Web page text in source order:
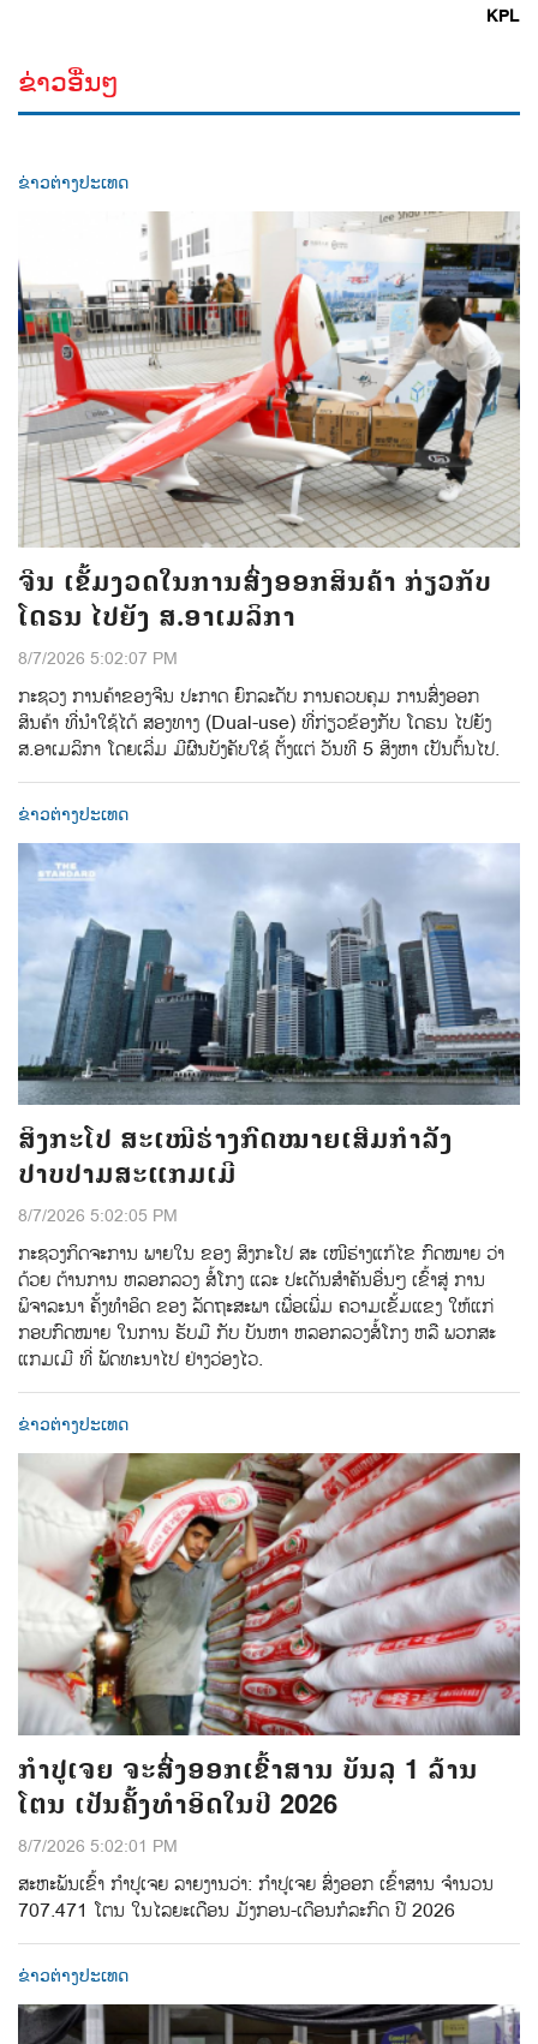
KPL
ຂ່າວອື່ນໆ
ຂ່າວຕ່າງປະເທດ
ຈີນ ເຂັ້ມງວດໃນການສົ່ງອອກສິນຄ້າ ກ່ຽວກັບ
ໂດຣນ ໄປຍັງ ສ.ອາເມລິກາ
8/7/2026 5:02:07 PM
ກະຊວງ ການຄ້າຂອງຈີນ ປະກາດ ຍົກລະດັບ ການຄວບຄຸມ ການສົ່ງອອກ
ສິນຄ້າ ທີ່ນຳໃຊ້ໄດ້ ສອງທາງ (Dual-use) ທີ່ກ່ຽວຂ້ອງກັບ ໂດຣນ ໄປຍັງ
ສ.ອາເມລິກາ ໂດຍເລີ່ມ ມີຜົນບັງຄັບໃຊ້ ຕັ້ງແຕ່ ວັນທີ 5 ສິງຫາ ເປັນຕົ້ນໄປ.
ຂ່າວຕ່າງປະເທດ
ສິງກະໂປ ສະເໜີຮ່າງກົດໝາຍເສີມກຳລັງ
ປາບປາມສະແກມເມີ
8/7/2026 5:02:05 PM
ກະຊວງກິດຈະການ ພາຍໃນ ຂອງ ສິງກະໂປ ສະ ເໜີຮ່າງແກ້ໄຂ ກົດໝາຍ ວ່າ
ດ້ວຍ ຕ້ານການ ຫລອກລວງ ສໍ້ໂກງ ແລະ ປະເດັນສຳຄັນອື່ນໆ ເຂົ້າສູ່ ການ
ພິຈາລະນາ ຄັ້ງທຳອິດ ຂອງ ລັດຖະສະພາ ເພື່ອເພີ່ມ ຄວາມເຂັ້ມແຂງ ໃຫ້ແກ່
ກອບກົດໝາຍ ໃນການ ຮັບມື ກັບ ບັນຫາ ຫລອກລວງສໍ້ໂກງ ຫລື ພວກສະ
ແກມເມີ ທີ່ ພັດທະນາໄປ ຢ່າງວ່ອງໄວ.
ຂ່າວຕ່າງປະເທດ
ກຳປູເຈຍ ຈະສົ່ງອອກເຂົ້າສານ ບັນລຸ 1 ລ້ານ
ໂຕນ ເປັນຄັ້ງທຳອິດໃນປີ 2026
8/7/2026 5:02:01 PM
ສະຫະພັນເຂົ້າ ກຳປູເຈຍ ລາຍງານວ່າ: ກໍາປູເຈຍ ສົ່ງອອກ ເຂົ້າສານ ຈຳນວນ
707.471 ໂຕນ ໃນໄລຍະເດືອນ ມັງກອນ-ເດືອນກໍລະກົດ ປີ 2026
ຂ່າວຕ່າງປະເທດ